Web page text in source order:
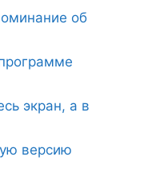
об
экран, а в
версию